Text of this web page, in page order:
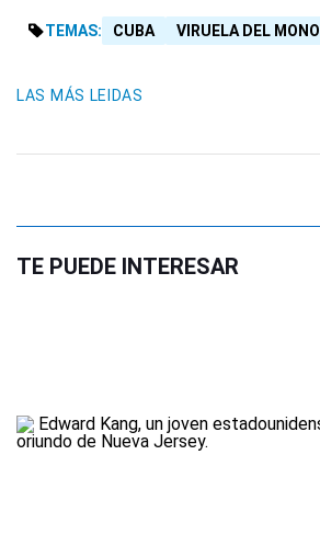
TEMAS: CUBA VIRUELA DEL MONO
LAS MÁS LEIDAS
TE PUEDE INTERESAR